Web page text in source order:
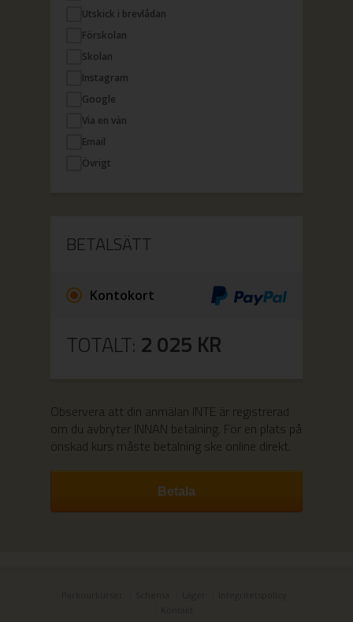
Utskick i brevlådan
Förskolan
Skolan
Instagram
Google
Via en vän
Email
Övrigt
BETALSÄTT
Kontokort
TOTALT: 2 025 KR
Observera att din anmälan INTE är registrerad
om du avbryter INNAN betalning. För en plats på
önskad kurs måste betalning ske online direkt.